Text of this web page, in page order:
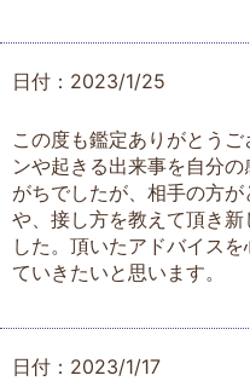
日付：2023/1/25
この度も鑑定ありがとう
ンや起きる出来事を自分
がちでしたが、相手の方
や、接し方を教えて頂き
した。頂いたアドバイス
ていきたいと思います。
日付：2023/1/17